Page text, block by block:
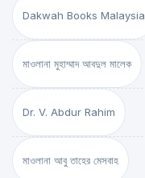
Dakwah Books Malaysia
মাওলানা মুহাম্মাদ আবদুল মালেক
Dr. V. Abdur Rahim
মাওলানা আবু তাহের মেসবাহ